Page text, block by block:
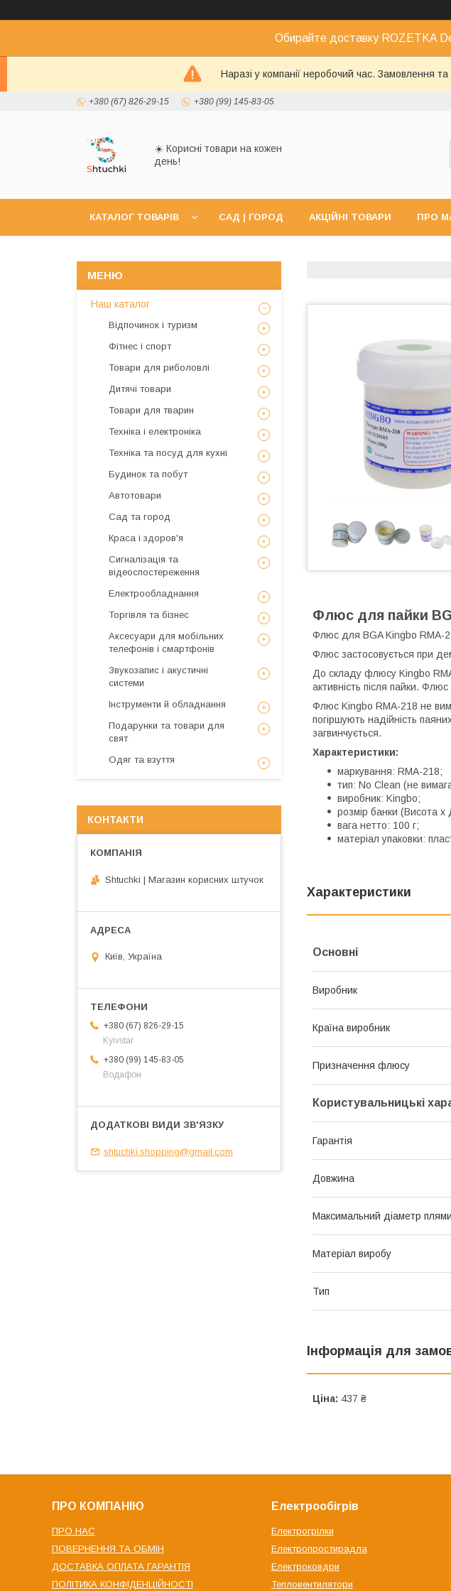
Обирайте доставку ROZETKA
Наразі у компанії неробочий час. Замовлення
+380 (67) 826-29-15 +380 (99) 145-83-05
☀️ Корисні товари на кожен
день!
КАТАЛОГ ТОВАРІВ САД | ГОРОД АКЦІЙНІ ТОВАРИ ПРО
Флюс для пайки
Флюс для BGA Kingbo RMA-
Флюс застосовується при
До складу флюсу Kingbo
активність після пайки.
Флюс Kingbo RMA-218 не
погіршують надійність
загвинчується.
Характеристики:
маркування: RMA-218;
тип: No Clean (не
виробник: Kingbo;
розмір банки (Висота
вага нетто: 100 г;
матеріал упаковки:
Характеристики
Основні
Виробник
Країна виробник
Призначення флюсу
Користувальницькі
Гарантія
Довжина
Максимальний діаметр плями
Матеріал виробу
Тип
Інформація для
Ціна: 437 ₴
Наш каталог
Відпочинок і туризм
Фітнес і спорт
Товари для риболовлі
Дитячі товари
Товари для тварин
Техніка і електроніка
Техніка та посуд для кухні
Будинок та побут
Автотовари
Сад та город
Краса і здоров'я
Сигналізація та
відеоспостереження
Електрообладнання
Торгівля та бізнес
Аксесуари для мобільних
телефонів і смартфонів
Звукозапис і акустичні
системи
Інструменти й обладнання
Подарунки та товари для
свят
Одяг та взуття
КОНТАКТИ
Shtuchki | Магазин корисних штучок
Київ, Україна
+380 (67) 826-29-15
Kyivstar
+380 (99) 145-83-05
Водафон
shtuchki.shopping@gmail.com
ПРО КОМПАНІЮ
ПРО НАС
ПОВЕРНЕННЯ ТА ОБМІН
ДОСТАВКА ОПЛАТА ГАРАНТІЯ
ПОЛІТИКА КОНФІДЕНЦІЙНОСТІ
Електрообігрів
Електрогрілки
Електропростирадла
Електроковдри
Тепловентилятори